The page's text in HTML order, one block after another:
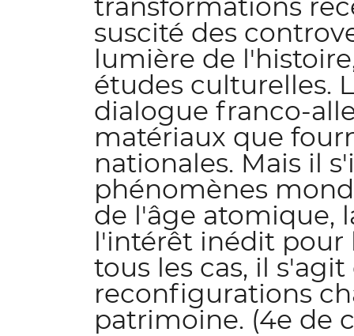
transformations
suscité des
lumière de
études culturelles.
dialogue franco-
matériaux que
nationales. Mais il
phénomènes
de l'âge atomique,
l'intérêt inédit pour
tous les cas, il
reconfigurations
patrimoine. (4e de